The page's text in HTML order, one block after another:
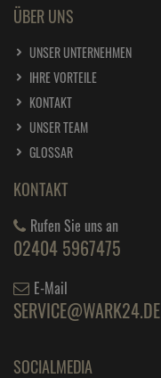
ÜBER UNS
UNSER UNTERNEHMEN
IHRE VORTEILE
KONTAKT
UNSER TEAM
GLOSSAR
KONTAKT
Rufen Sie uns an
02404 5967475
E-Mail
SERVICE@WARK24.DE
SOCIALMEDIA